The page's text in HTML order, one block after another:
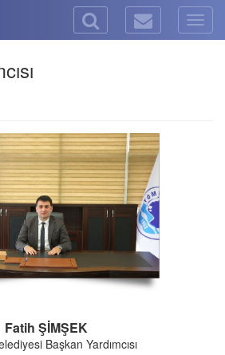
Fatih ŞİMŞEK
Başkan Yardımcısı